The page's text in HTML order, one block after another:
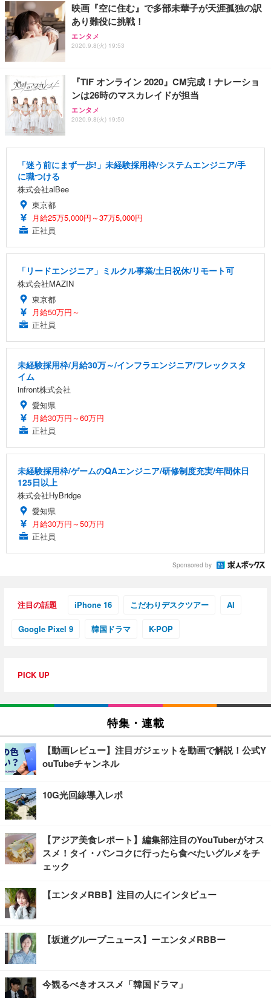
映画『空に住む』で多部未華子が天涯孤独の訳
あり難役に挑戦！
エンタメ
2020.9.8(火) 19:53
『TIF オンライン 2020』CM完成！ナレーショ
ンは26時のマスカレイドが担当
エンタメ
2020.9.8(火) 19:50
「迷う前にまず一歩!」未経験採用枠/システムエンジニア/手
に職つける
株式会社alBee
東京都
月給25万5,000円～37万5,000円
正社員
「リードエンジニア」ミルクル事業/土日祝休/リモート可
株式会社MAZIN
東京都
月給50万円～
正社員
未経験採用枠/月給30万～/インフラエンジニア/フレックスタ
イム
infront株式会社
愛知県
月給30万円～60万円
正社員
未経験採用枠/ゲームのQAエンジニア/研修制度充実/年間休日
125日以上
株式会社HyBridge
愛知県
月給30万円～50万円
正社員
Sponsored by
注目の話題 iPhone 16 こだわりデスクツアー AI
Google Pixel 9 韓国ドラマ K-POP
PICK UP
特集・連載
【動画レビュー】注目ガジェットを動画で解説！公式Y
ouTubeチャンネル
10G光回線導入レポ
【アジア美食レポート】編集部注目のYouTuberがオス
スメ！タイ・バンコクに行ったら食べたいグルメをチ
ェック
【エンタメRBB】注目の人にインタビュー
【坂道グループニュース】ーエンタメRBBー
今観るべきオススメ「韓国ドラマ」